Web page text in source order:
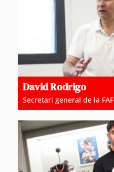
David Rodrigo
Secretari general de la FAF